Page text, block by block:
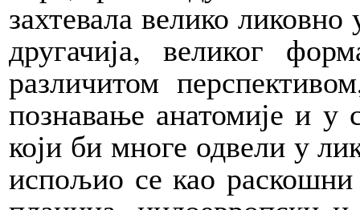
захтевала велико
другачија, великог
различитом
познавање анатомије и у
који би многе одвели у
испољио се као